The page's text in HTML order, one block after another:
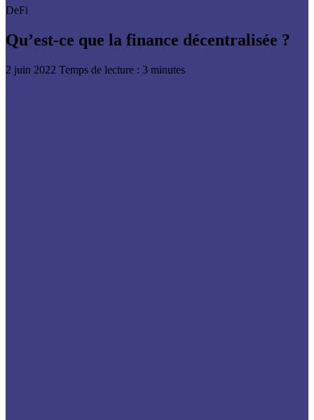
DeFi
Qu’est-ce que la finance décentralisée ?
2 juin 2022 Temps de lecture : 3 minutes